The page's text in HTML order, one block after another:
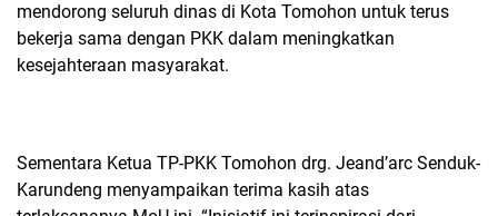
mendorong seluruh dinas di Kota Tomohon untuk terus
bekerja sama dengan PKK dalam meningkatkan
kesejahteraan masyarakat.
Sementara Ketua TP-PKK Tomohon drg. Jeand’arc Senduk-
Karundeng menyampaikan terima kasih atas